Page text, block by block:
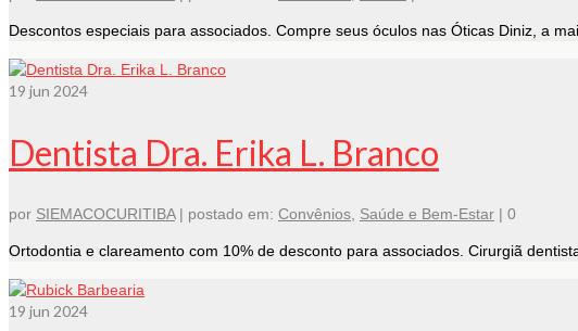
Descontos especiais para associados. Compre seus óculos nas Óticas Diniz, a
19 jun 2024
Dentista Dra. Erika L. Branco
por SIEMACOCURITIBA| postado em: Convênios, Saúde e Bem-Estar | 0
Ortodontia e clareamento com 10% de desconto para associados. Cirurgiã
19 jun 2024